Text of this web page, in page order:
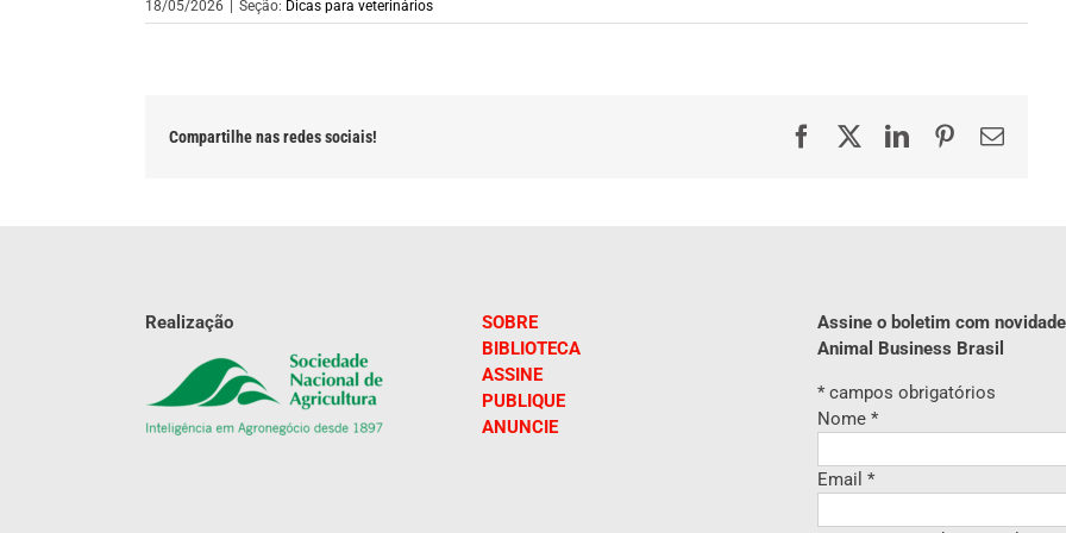
18/05/2026 Seção: Dicas para veterinários
Compartilhe nas redes sociais! FacebookLinkedInPinterest
E-
Realização
SOBRE
BIBLIOTECA
ASSINE
PUBLIQUE
ANUNCIE
Assine o boletim com
Animal Business Brasil
* campos obrigatórios
Nome *
Email *